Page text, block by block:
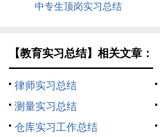
中专生顶岗实习总结
【教育实习总结】相关文章：
律师实习总结
测量实习总结
仓库实习工作总结